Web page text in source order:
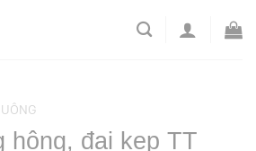
hông, đai kẹp TT